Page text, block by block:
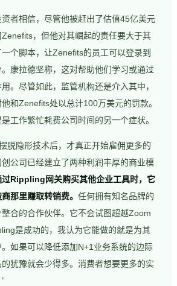
者相信，尽管他被赶出了估值45亿美元
，但他对其崛起的责任要大于其
个脚本，让Zenefits的员工可以登录到
康拉德坚称，这对帮助他们学习或通过
。尽管如此，监管机构还是介入其中，
和Zenefits处以总计100万美元的罚款。
工作繁忙耗费公司时间的另一个症状。
脱隐形技术后，才真正开始雇佣更多的
公司已经建立了两种利润丰厚的商业模
过Rippling网关购买其他企业工具时，它
那里赚取转销费。 任何拥有知名品牌的
合的合作伙伴。它不会试图超越Zoom
是成功的，我认为它能做的就是为其
如果可以降低添加N+1业务系统的边际
犹豫就会少得多。消费者想要更多的实